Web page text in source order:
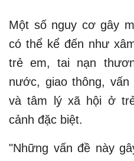
Một số nguy cơ gây
có thể kể đến như
trẻ em, tai nạn
nước, giao thông,
và tâm lý xã hội ở
cảnh đặc biệt.
"Những vấn đề này